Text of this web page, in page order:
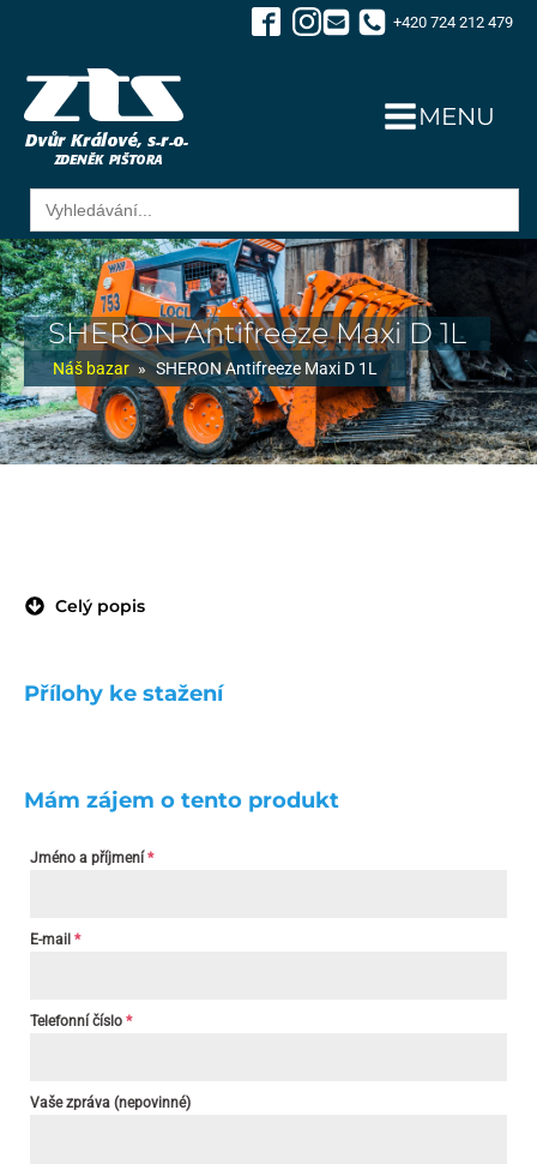
+420 724 212 479
MENU
Search
for:
SHERON Antifreeze Maxi D 1L
Náš bazar » SHERON Antifreeze Maxi D 1L
Celý popis
Přílohy ke stažení
Mám zájem o tento produkt
Jméno a příjmení *
E-mail *
Telefonní číslo *
Vaše zpráva (nepovinné)